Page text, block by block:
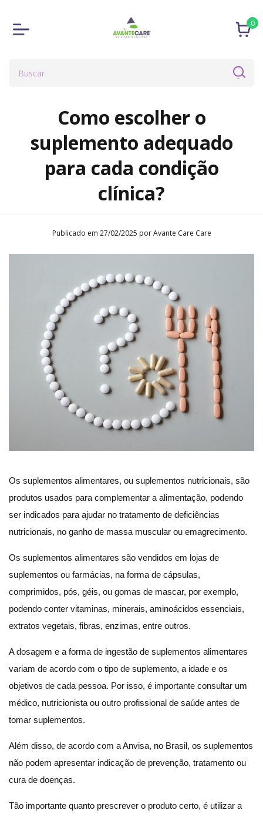
0
Como escolher o
suplemento adequado
para cada condição
clínica?
Publicado em 27/02/2025 por Avante Care Care
Os suplementos alimentares, ou suplementos nutricionais, são
produtos usados para complementar a alimentação, podendo
ser indicados para ajudar no tratamento de deficiências
nutricionais, no ganho de massa muscular ou emagrecimento.
Os suplementos alimentares são vendidos em lojas de
suplementos ou farmácias, na forma de cápsulas,
comprimidos, pós, géis, ou gomas de mascar, por exemplo,
podendo conter vitaminas, minerais, aminoácidos essenciais,
extratos vegetais, fibras, enzimas, entre outros.
A dosagem e a forma de ingestão de suplementos alimentares
variam de acordo com o tipo de suplemento, a idade e os
objetivos de cada pessoa. Por isso, é importante consultar um
médico, nutricionista ou outro profissional de saúde antes de
tomar suplementos.
Além disso, de acordo com a Anvisa, no Brasil, os suplementos
não podem apresentar indicação de prevenção, tratamento ou
cura de doenças.
Tão importante quanto prescrever o produto certo, é utilizar a